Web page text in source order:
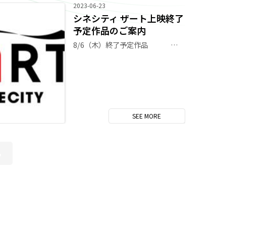
2023-06-23
シネシティ ザート上映終了
予定作品のご案内
8/6（木）終了予定作品 「黒牢城」※金～日曜休映 8/13（木）終了予定作品 「それいけ！アンパンマン パンタンと約束の星」 「口に関するアンケート」※8/7(金)～11(火･祝)休映 「君と花火と約束と」 ※あくまで終了予定となりますので、早期の上映終了もしくは延長の場合もございます。 予めご了承ください。
SEEMORE